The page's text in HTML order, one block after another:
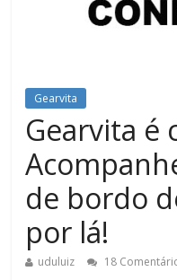
Gearvita
Gearvita é
de bordo
por lá!
uduluiz 18